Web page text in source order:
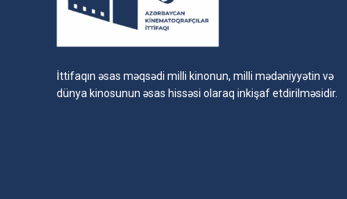
İttifaqın əsas məqsədi milli kinonun, milli mədəniyyətin və
dünya kinosunun əsas hissəsi olaraq inkişaf etdirilməsidir.